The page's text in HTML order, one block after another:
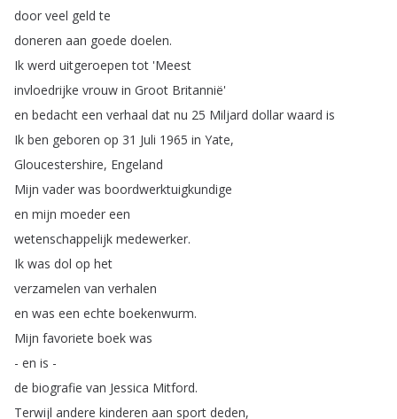
door veel geld te
doneren aan goede doelen.
Ik werd uitgeroepen tot 'Meest
invloedrijke vrouw in Groot Britannië'
en bedacht een verhaal dat nu 25 Miljard dollar waard is
Ik ben geboren op 31 Juli 1965 in Yate,
Gloucestershire, Engeland
Mijn vader was boordwerktuigkundige
en mijn moeder een
wetenschappelijk medewerker.
Ik was dol op het
verzamelen van verhalen
en was een echte boekenwurm.
Mijn favoriete boek was
- en is -
de biografie van Jessica Mitford.
Terwijl andere kinderen aan sport deden,